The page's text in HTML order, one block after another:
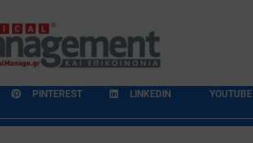
PINTEREST LINKEDIN YOUTUBE